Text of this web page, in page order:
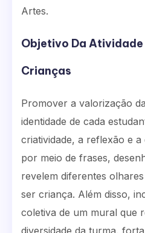
Artes.
Objetivo Da Atividade
Crianças
Promover a valorização
identidade de cada
criatividade, a reflexão e a
por meio de frases,
revelem diferentes
ser criança. Além disso,
coletiva de um mural que